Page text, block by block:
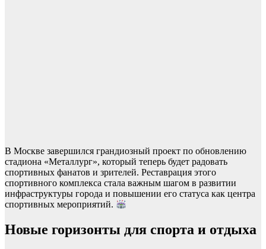
В Москве завершился грандиозный проект по обновлению
стадиона «Металлург», который теперь будет радовать
спортивных фанатов и зрителей. Реставрация этого
спортивного комплекса стала важным шагом в развитии
инфраструктуры города и повышении его статуса как центра
спортивных мероприятий.
Новые горизонты для спорта и отдыха